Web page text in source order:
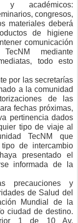
y académicos:
congresos,
materiales deberá
de higiene
comunicación
mediante
todo esto
por las secretarías
a la comunidad
de las
fechas próximas,
pertinencia dados
tipo de viaje al
TecNM que
de intercambio
presentado el
informada de la
precauciones y
de Salud del
Mundial de la
ciudad de destino.
1 de 10 Av.